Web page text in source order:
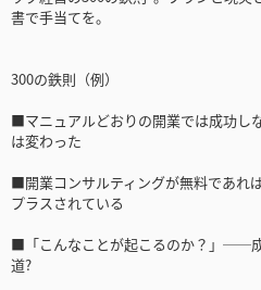
書で手当てを。
300の鉄則（例）
■マニュアルどおりの開業では成功し
は変わった
■開業コンサルティングが無料であれ
プラスされている
■「こんなことが起こるのか？」──
道?